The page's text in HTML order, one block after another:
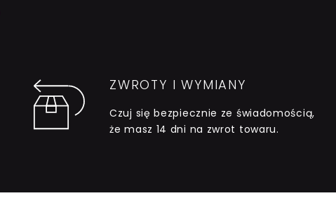
ZWROTY I WYMIANY
Czuj się bezpiecznie ze świadomością,
że masz 14 dni na zwrot towaru.